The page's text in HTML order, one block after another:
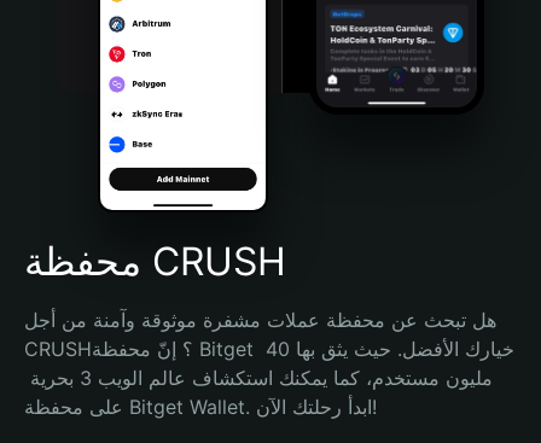
Bahasa Indonesia
Português (Brasil)
Español (Argentina)
محفظة CRUSH
هل تبحث عن محفظة عملات مشفرة موثوقة وآمنة من أجل
CRUSH؟ إنّ محفظة Bitget خيارك الأفضل. حيث يثق بها 40
على محفظة Bitget Wallet. ابدأ رحلتك الآن!